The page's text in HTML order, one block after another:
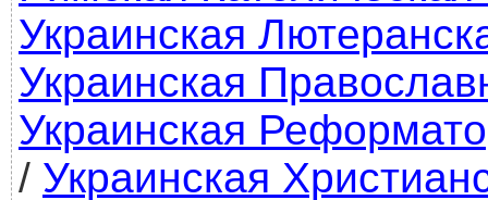
Украинская
Украинская
Украинская
/ Украинская